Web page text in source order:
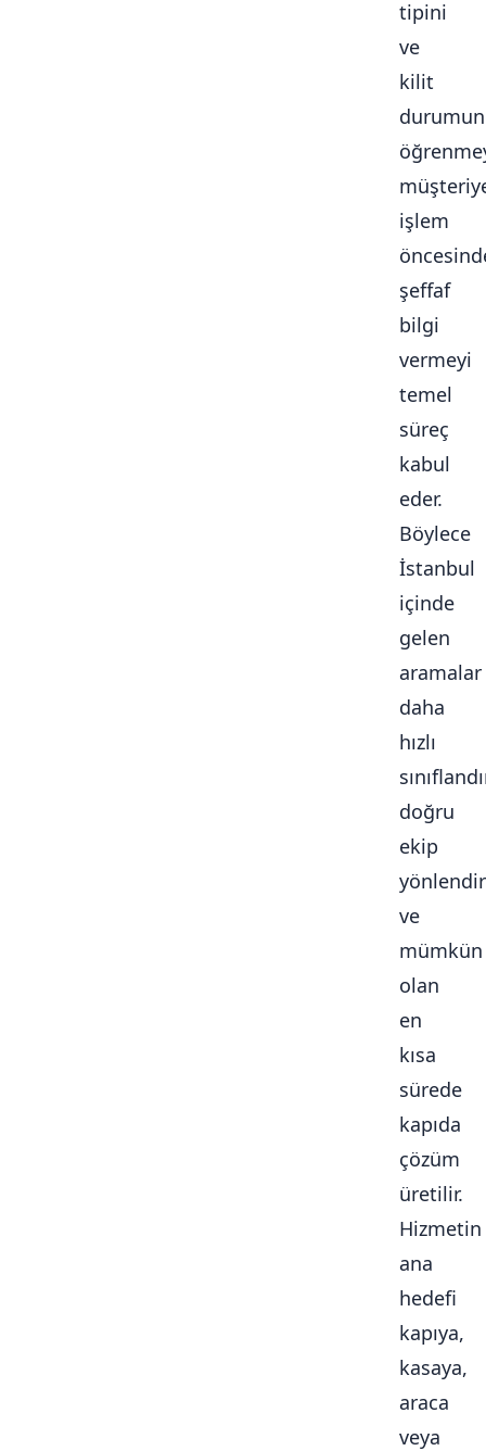
tipini
ve
kilit
işlem
şeffaf
bilgi
vermeyi
temel
süreç
kabul
eder.
Böylece
İstanbul
içinde
gelen
aramalar
daha
hızlı
doğru
ekip
ve
mümkün
olan
en
kısa
sürede
kapıda
çözüm
üretilir.
Hizmetin
ana
hedefi
kapıya,
kasaya,
araca
veya